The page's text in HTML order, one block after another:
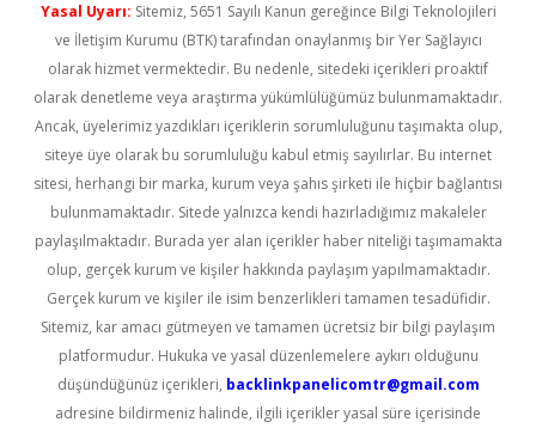
Yasal Uyarı: Sitemiz, 5651 Sayılı Kanun gereğince Bilgi Teknolojileri
ve İletişim Kurumu (BTK) tarafından onaylanmış bir Yer Sağlayıcı
olarak hizmet vermektedir. Bu nedenle, sitedeki içerikleri proaktif
olarak denetleme veya araştırma yükümlülüğümüz bulunmamaktadır.
Ancak, üyelerimiz yazdıkları içeriklerin sorumluluğunu taşımakta olup,
siteye üye olarak bu sorumluluğu kabul etmiş sayılırlar. Bu internet
sitesi, herhangi bir marka, kurum veya şahıs şirketi ile hiçbir bağlantısı
bulunmamaktadır. Sitede yalnızca kendi hazırladığımız makaleler
paylaşılmaktadır. Burada yer alan içerikler haber niteliği taşımamakta
olup, gerçek kurum ve kişiler hakkında paylaşım yapılmamaktadır.
Gerçek kurum ve kişiler ile isim benzerlikleri tamamen tesadüfidir.
Sitemiz, kar amacı gütmeyen ve tamamen ücretsiz bir bilgi paylaşım
platformudur. Hukuka ve yasal düzenlemelere aykırı olduğunu
düşündüğünüz içerikleri, backlinkpanelicomtr@gmail.com
adresine bildirmeniz halinde, ilgili içerikler yasal süre içerisinde